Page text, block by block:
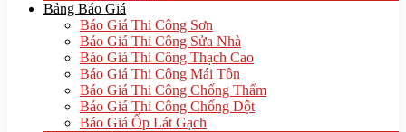
Bảng Báo Giá
Báo Giá Thi Công Sơn
Báo Giá Thi Công Sửa Nhà
Báo Giá Thi Công Thạch Cao
Báo Giá Thi Công Mái Tôn
Báo Giá Thi Công Chống Thấm
Báo Giá Thi Công Chống Dột
Báo Giá Ốp Lát Gạch